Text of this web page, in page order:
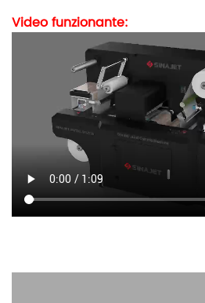
Video funzionante: